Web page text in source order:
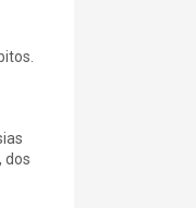
dos